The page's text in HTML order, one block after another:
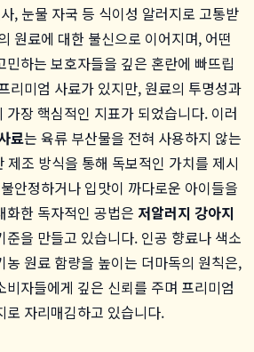
, 눈물 자국 등 식이성 알러지로 고통받
원료에 대한 불신으로 이어지며, 어떤
민하는 보호자들을 깊은 혼란에 빠뜨립
리미엄 사료가 있지만, 원료의 투명성과
가장 핵심적인 지표가 되었습니다. 이러
료는 육류 부산물을 전혀 사용하지 않는
조 방식을 통해 독보적인 가치를 제시
안정하거나 입맛이 까다로운 아이들을
화한 독자적인 공법은 저알러지 강아지
준을 만들고 있습니다. 인공 향료나 색소
농 원료 함량을 높이는 더마독의 원칙은,
비자들에게 깊은 신뢰를 주며 프리미엄
로 자리매김하고 있습니다.